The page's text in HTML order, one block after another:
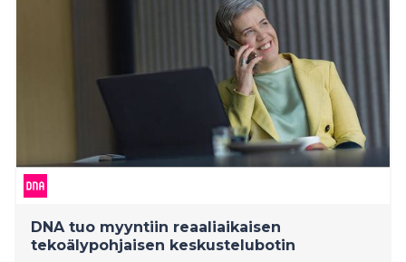
DNA tuo myyntiin reaaliaikaisen
tekoälypohjaisen keskustelubotin